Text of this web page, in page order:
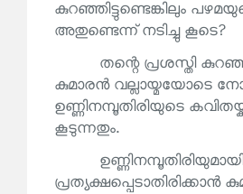
കുറഞ്ഞിട്ടുണ്ടെങ്കിലും
അതുണ്ടെന്ന് നടിച്ചു കൂടെ?
തന്റെ പ്രശസ്തി
കുമാരൻ വല്ലായ്മയോടെ
ഉണ്ണിനമ്പൂതിരിയുടെ
കൂടുന്നതും.
പ്രത്യക്ഷപ്പെടാതിരിക്കാൻ